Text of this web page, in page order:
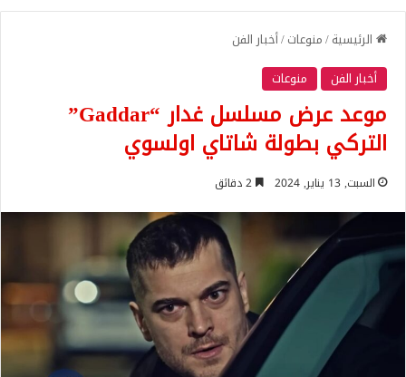
الرئيسية/منوعات/أخبار الفن
أخبار الفن
منوعات
موعد عرض مسلسل غدار “Gaddar”
التركي بطولة شاتاي اولسوي
السبت, 13 يناير, 2024